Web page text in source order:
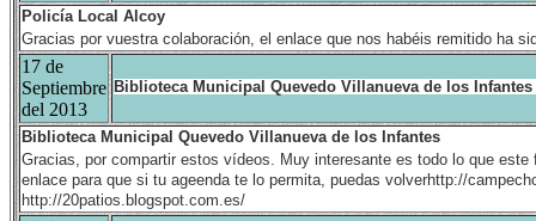
Policía Local Alcoy
Gracias por vuestra colaboración, el enlace que nos habéis remitido ha
17 de
Septiembre
del 2013
Biblioteca Municipal Quevedo Villanueva de los Infantes
Biblioteca Municipal Quevedo Villanueva de los Infantes
Gracias, por compartir estos vídeos. Muy interesante es todo lo que
enlace para que si tu ageenda te lo permita, puedas volverhttp://
http://20patios.blogspot.com.es/